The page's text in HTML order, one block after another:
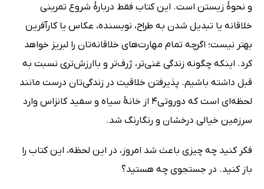
و نحوۀ زیستن است. این کتاب فقط دربارۀ شروع تمرینی
خلاقانه یا تبدیل شدن به طراح، نویسنده، عکاس یا کارآفرین
بهتر نیست؛ اگرچه تمام مهارت‌های خلاقانه‌تان را لبریز خواهد
کرد. اینکه چگونه زندگی غنی‌تر، ژرف‌تر و باارزش‌تری نسبت به
قبل داشته باشیم. پذیرفتن خلاقیت در زندگی‌تان درست مانند
لحظه‌ای است که دوروتی4 از خانۀ سیاه و سفید کانزاس وارد
سرزمین خیالی درخشان و رنگارنگ شد.
فکر کنید چه چیزی باعث شد امروز، در این لحظه، این کتاب را
باز کنید. در جستجوی چه هستید؟